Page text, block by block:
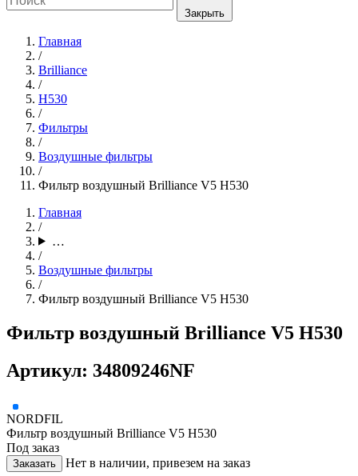
Закрыть
Главная
/
Brilliance
/
H530
/
Фильтры
/
Воздушные фильтры
/
Фильтр воздушный Brilliance V5 H530
Главная
/
…
/
Воздушные фильтры
/
Фильтр воздушный Brilliance V5 H530
Фильтр воздушный Brilliance V5 H530
Артикул: 34809246NF
NORDFIL
Фильтр воздушный Brilliance V5 H530
Под заказ
Заказать Нет в наличии, привезем на заказ